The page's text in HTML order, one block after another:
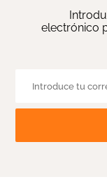
electrónico